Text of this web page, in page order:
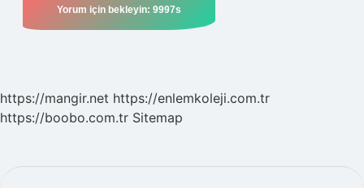
https://mangir.net https://enlemkoleji.com.tr
https://boobo.com.tr Sitemap